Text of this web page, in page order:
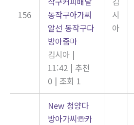
156
동작구아가씨
알선 동작구다
방아줌마
김시아 |
11:42 | 추천
0 | 조회 1
시
아
New 청양다
방아가씨☏카